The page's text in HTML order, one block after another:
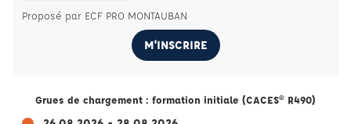
Proposé par ECF PRO MONTAUBAN
M'INSCRIRE
Grues de chargement : formation initiale (CACES® R490)